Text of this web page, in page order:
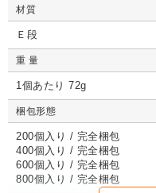
詳しくみる 詳し
詳しくみる
材質
Ｅ段
重 量
1個あたり 72g
梱包形態
200個入り / 完全梱包
400個入り / 完全梱包
600個入り / 完全梱包
800個入り / 完全梱包